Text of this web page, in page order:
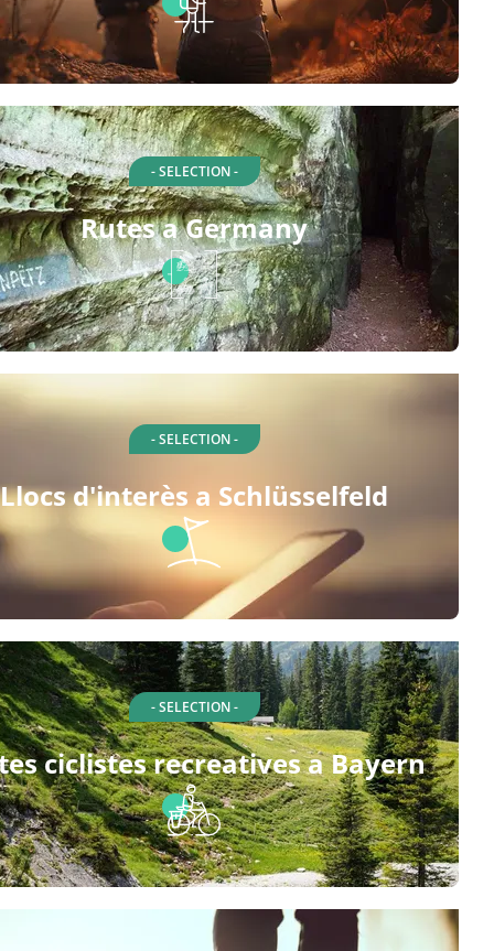
- SELECTION -
Rutes a Germany
- SELECTION -
Llocs d'interès a Schlüsselfeld
- SELECTION -
ciclistes recreatives a Bayern